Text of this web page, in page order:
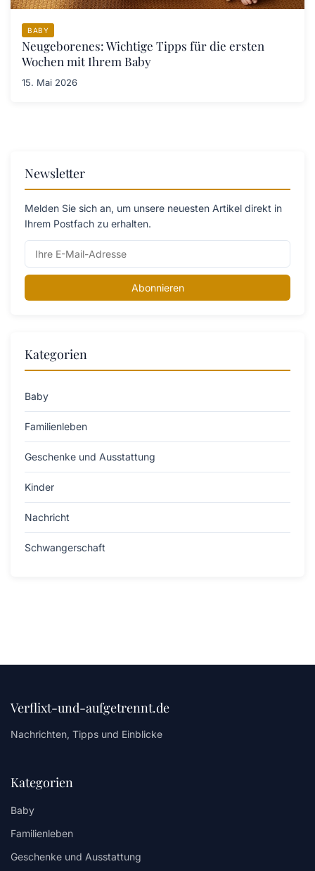
BABY
Neugeborenes: Wichtige Tipps für die ersten
Wochen mit Ihrem Baby
15. Mai 2026
Newsletter
Melden Sie sich an, um unsere neuesten Artikel direkt in
Ihrem Postfach zu erhalten.
Abonnieren
Kategorien
Baby
Familienleben
Geschenke und Ausstattung
Kinder
Nachricht
Schwangerschaft
Verflixt-und-aufgetrennt.de
Nachrichten, Tipps und Einblicke
Kategorien
Baby
Familienleben
Geschenke und Ausstattung